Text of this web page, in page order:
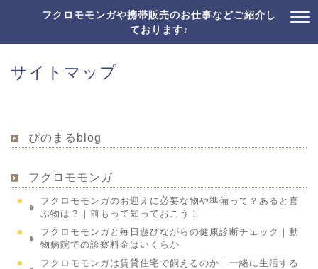
フクロモモンガや携帯販売のお仕事などご紹介し
ております♪
サイトマップ
ぴのまるblog
フクロモモンガ
フクロモモンガのお迎えに必要な物や準備って？あると喜
ぶ物は？｜前もって知っておこう！
フクロモモンガと毎日遊びながらの健康診断チェック｜動
物病院での診察料金はいくらか
フクロモモンガは賃貸住宅で飼えるのか｜一緒に生活する